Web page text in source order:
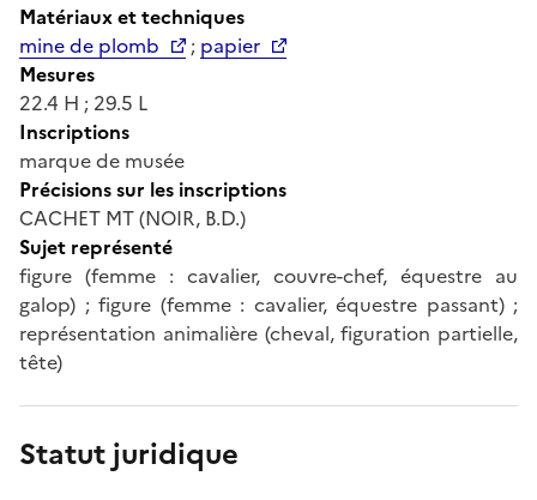
Matériaux et techniques
mine de plomb
; papier
Mesures
22.4 H ; 29.5 L
Inscriptions
marque de musée
Précisions sur les inscriptions
CACHET MT (NOIR, B.D.)
Sujet représenté
figure (femme : cavalier, couvre-chef, équestre au
galop) ; figure (femme : cavalier, équestre passant) ;
représentation animalière (cheval, figuration partielle,
tête)
Statut juridique